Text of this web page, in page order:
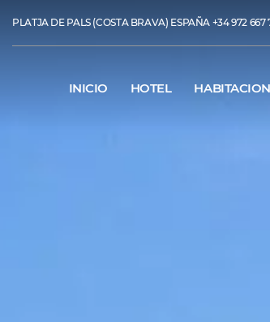
PLATJA DE PALS (COSTA BRAVA) ESPAÑA +34 972 667
INICIO HOTEL